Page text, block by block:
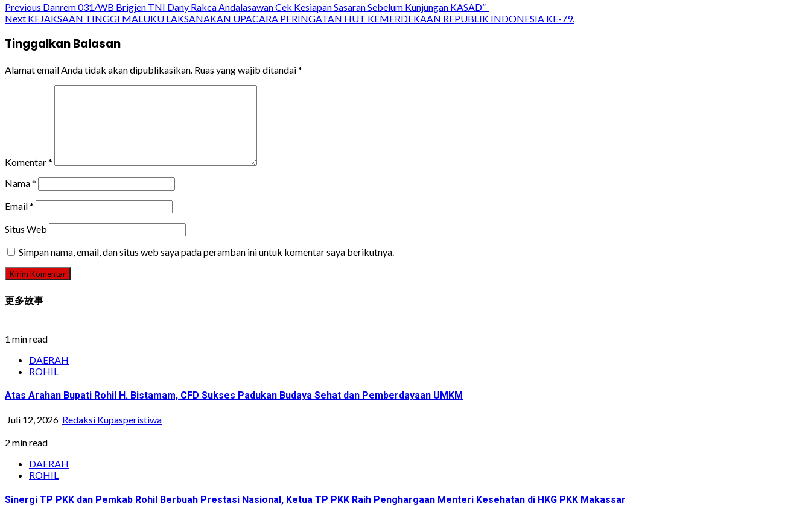
Continue
Previous Danrem 031/WB Brigjen TNI Dany Rakca Andalasawan Cek Kesiapan Sasaran Sebelum Kunjungan KASAD”
Next KEJAKSAAN TINGGI MALUKU LAKSANAKAN UPACARA PERINGATAN HUT KEMERDEKAAN REPUBLIK INDONESIA KE-79.
Tinggalkan Balasan
Alamat email Anda tidak akan dipublikasikan. Ruas yang wajib ditandai*
Komentar*
Nama*
Email*
Situs Web
Simpan nama, email, dan situs web saya pada peramban ini untuk komentar saya berikutnya.
更多故事
1 min read
DAERAH
ROHIL
Atas Arahan Bupati Rohil H. Bistamam, CFD Sukses Padukan Budaya Sehat dan Pemberdayaan UMKM
Juli 12, 2026 Redaksi Kupasperistiwa
2 min read
DAERAH
ROHIL
Sinergi TP PKK dan Pemkab Rohil Berbuah Prestasi Nasional, Ketua TP PKK Raih Penghargaan Menteri Kesehatan di HKG PKK Makassar